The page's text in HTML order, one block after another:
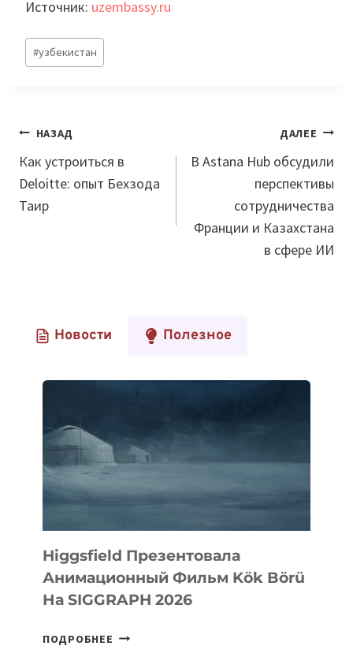
Источник: uzembassy.ru
Метки
записи:
#узбекистан
Навигация
по
записям
НАЗАД
Как устроиться в
Deloitte: опыт Бехзода
Таир
ДАЛЕЕ
В Astana Hub обсудили
перспективы
сотрудничества
Франции и Казахстана
в сфере ИИ
Новости Полезное
Higgsfield Презентовала
Анимационный Фильм Kök Börü
На SIGGRAPH 2026
ПОДРОБНЕЕ HIGGSFIELD